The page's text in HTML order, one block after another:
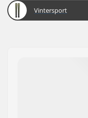
Vintersport